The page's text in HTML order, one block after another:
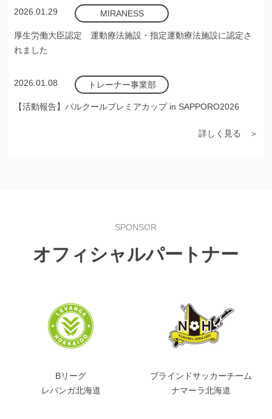
2026.01.29 MIRANESS
厚生労働大臣認定 運動療法施設・指定運動療法施設に認定さ
れました
2026.01.08 トレーナー事業部
【活動報告】パルクールプレミアカップ in SAPPORO2026
詳しく見る ＞
SPONSOR
オフィシャルパートナー
Bリーグ
レバンガ北海道
ブラインドサッカーチーム
ナマーラ北海道